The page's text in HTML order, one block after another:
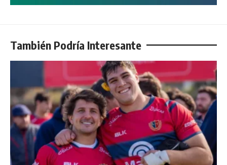
También Podría Interesante